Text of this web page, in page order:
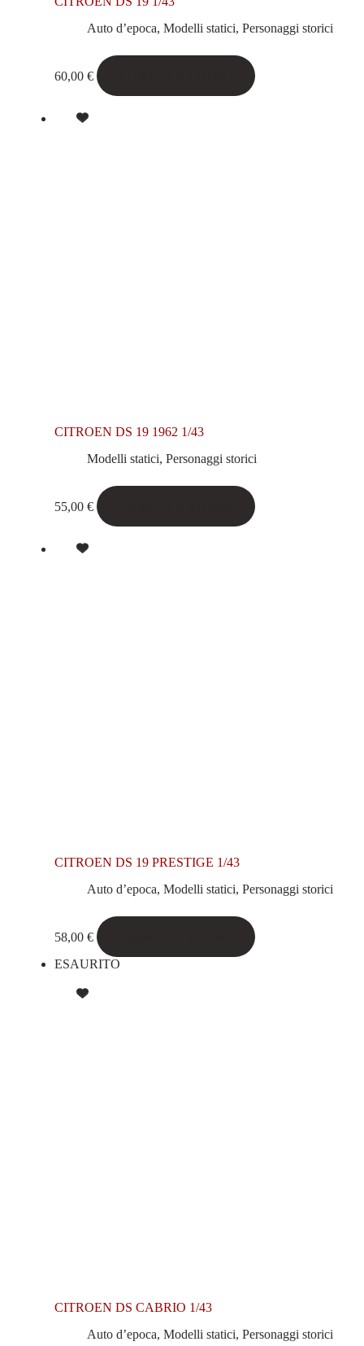
Auto d’epoca, Modelli statici, Personaggi storici
60,00 €
CITROEN DS 19 1962 1/43
Modelli statici, Personaggi storici
55,00 €
CITROEN DS 19 PRESTIGE 1/43
Auto d’epoca, Modelli statici, Personaggi storici
58,00 €
ESAURITO
CITROEN DS CABRIO 1/43
Auto d’epoca, Modelli statici, Personaggi storici